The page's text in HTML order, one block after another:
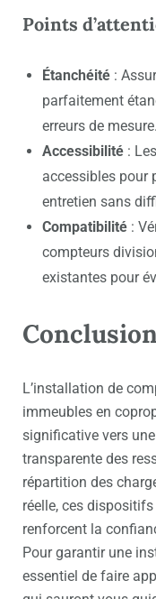
Points
Étanchéité :
parfaitement
erreurs de mesure.
Accessibilité :
accessibles pour
entretien sans
Compatibilité :
compteurs
existantes pour
L’installation de
immeubles en
significative vers
transparente des
répartition des
réelle, ces
renforcent la
Pour garantir une
essentiel de faire